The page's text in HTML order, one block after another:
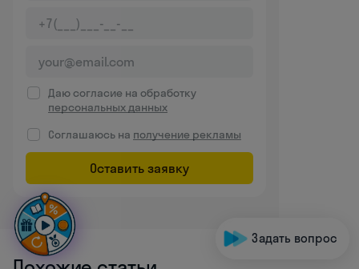
Даю согласие на обработку
персональных данных
Соглашаюсь на получение рекламы
Оставить заявку
Задать вопрос